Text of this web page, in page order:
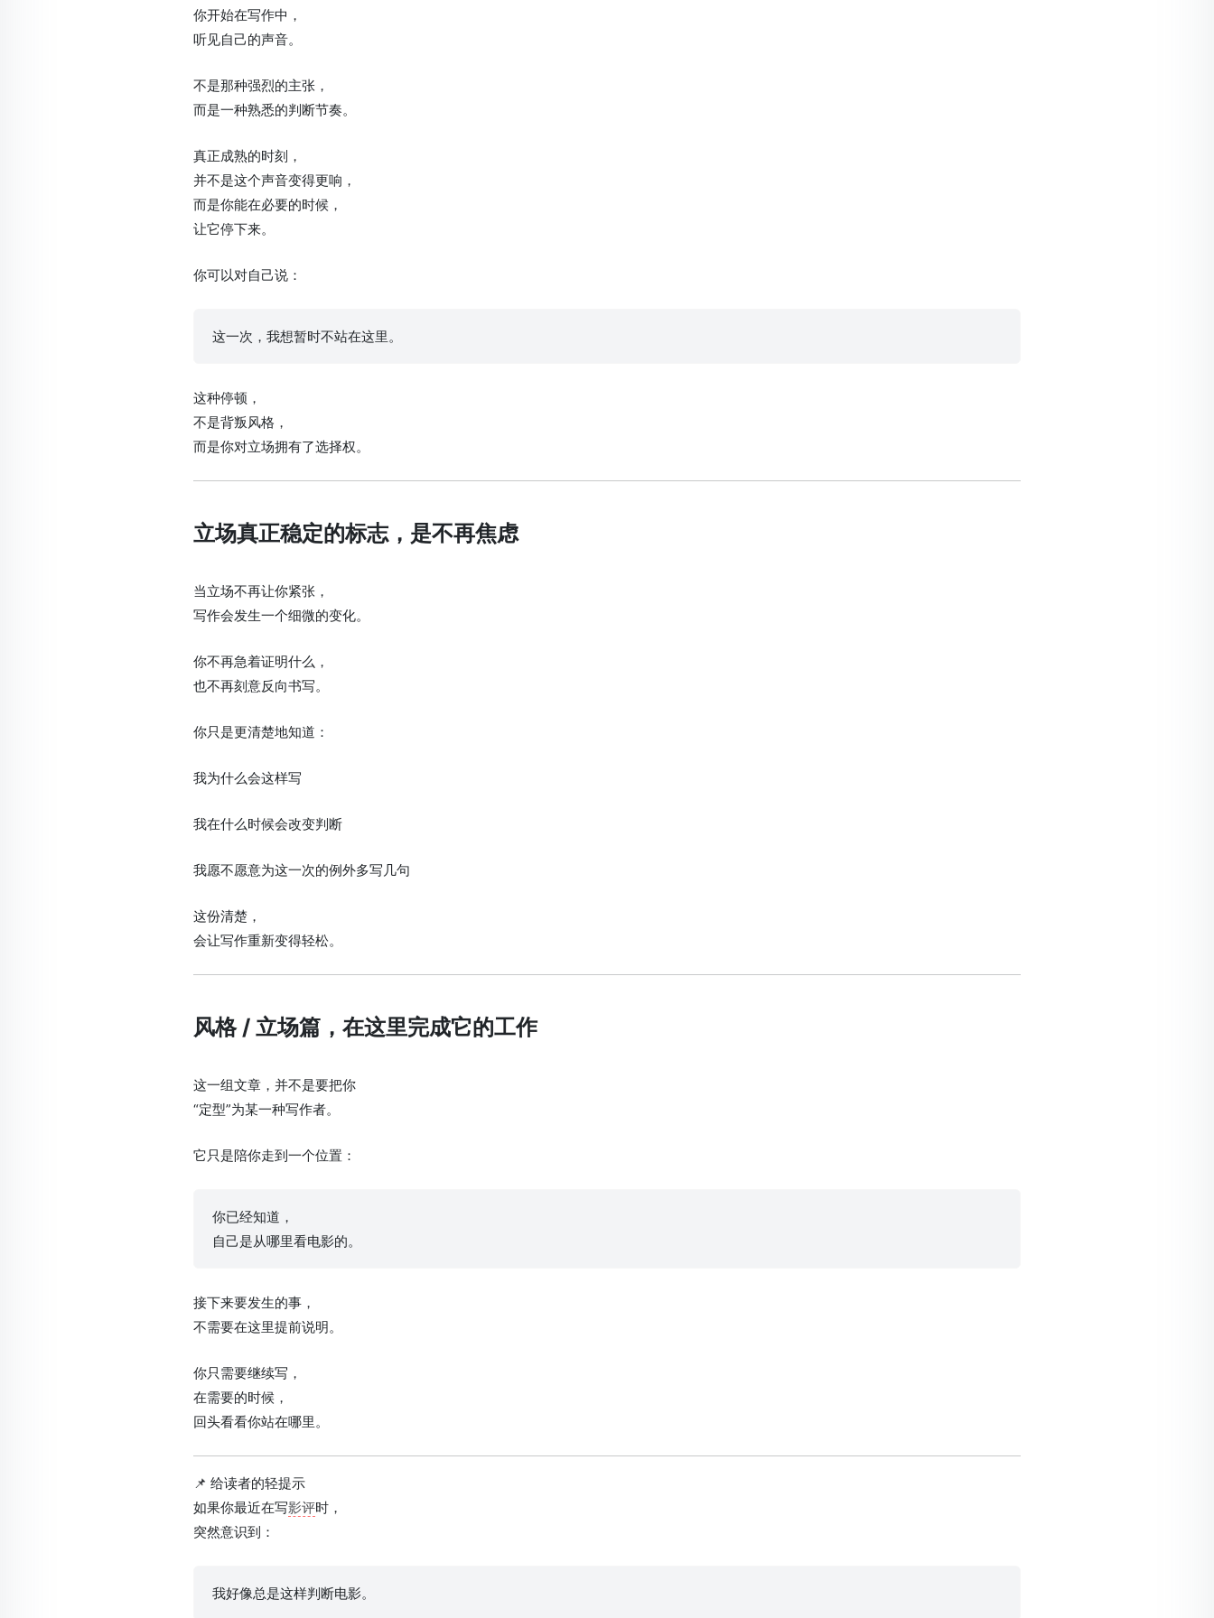
你开始在写作中，
听见自己的声音。
不是那种强烈的主张，
而是一种熟悉的判断节奏。
真正成熟的时刻，
并不是这个声音变得更响，
而是你能在必要的时候，
让它停下来。
你可以对自己说：
这一次，我想暂时不站在这里。
这种停顿，
不是背叛风格，
而是你对立场拥有了选择权。
立场真正稳定的标志，是不再焦虑
当立场不再让你紧张，
写作会发生一个细微的变化。
你不再急着证明什么，
也不再刻意反向书写。
你只是更清楚地知道：
我为什么会这样写
我在什么时候会改变判断
我愿不愿意为这一次的例外多写几句
这份清楚，
会让写作重新变得轻松。
风格 / 立场篇，在这里完成它的工作
这一组文章，并不是要把你
“定型”为某一种写作者。
它只是陪你走到一个位置：
你已经知道，
自己是从哪里看电影的。
接下来要发生的事，
不需要在这里提前说明。
你只需要继续写，
在需要的时候，
回头看看你站在哪里。
📌 给读者的轻提示
如果你最近在写影评时，
突然意识到：
我好像总是这样判断电影。